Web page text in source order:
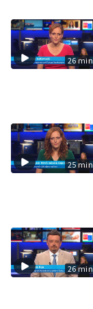
26 min
25 min
26 min